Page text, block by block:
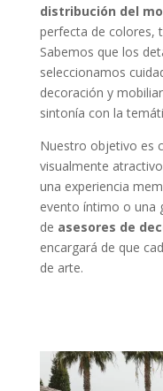
distribución del
perfecta de colores,
Sabemos que los
seleccionamos
decoración y
sintonía con la
Nuestro objetivo es
visualmente
una experiencia
evento íntimo o una
de asesores de
encargará de que
de arte.